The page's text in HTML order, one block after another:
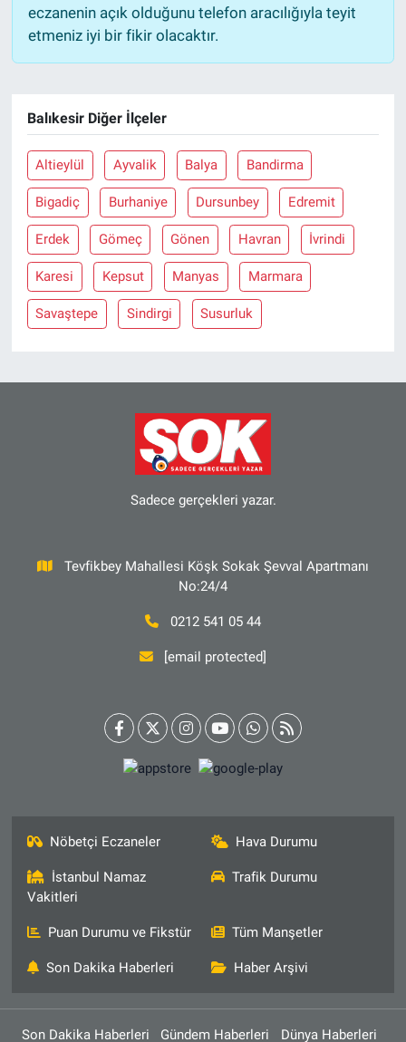
eczanenin açık olduğunu telefon aracılığıyla teyit
etmeniz iyi bir fikir olacaktır.
Balıkesir Diğer İlçeler
Altieylül Ayvalik Balya Bandirma
Bigadiç Burhaniye Dursunbey Edremit
Erdek Gömeç Gönen Havran İvrindi
Karesi Kepsut Manyas Marmara
Savaştepe Sindirgi Susurluk
Sadece gerçekleri yazar.
Tevfikbey Mahallesi Köşk Sokak Şevval Apartmanı
No:24/4
0212 541 05 44
[email protected]
Nöbetçi Eczaneler Hava Durumu
İstanbul Namaz
Vakitleri
Trafik Durumu
Puan Durumu ve Fikstür Tüm Manşetler
Son Dakika Haberleri Haber Arşivi
Son Dakika Haberleri Gündem Haberleri Dünya Haberleri